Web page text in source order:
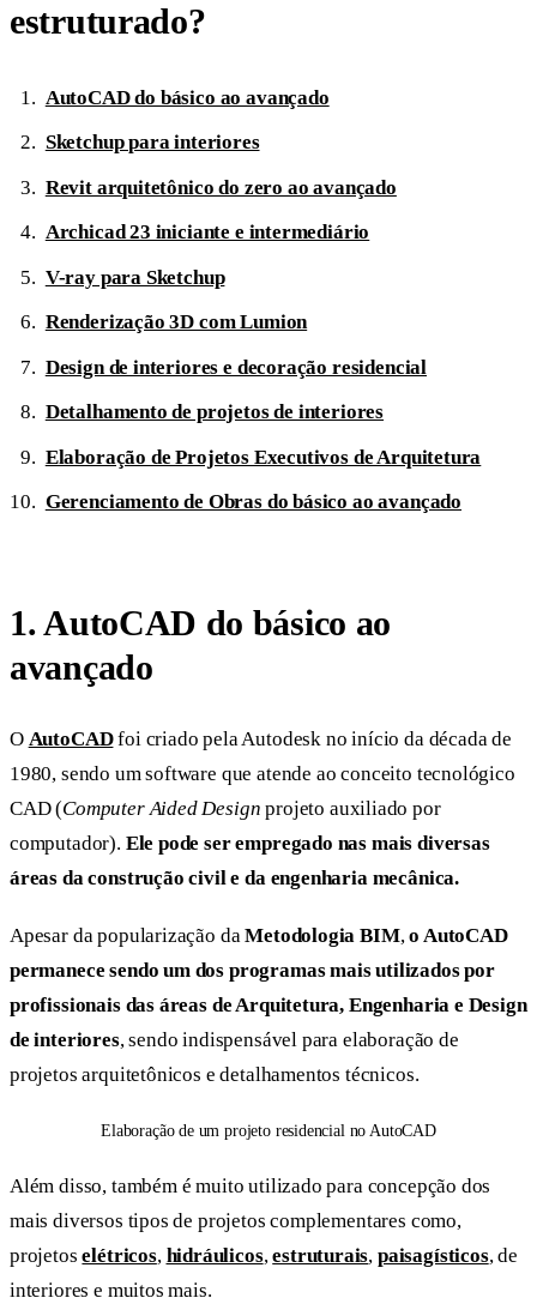
estruturado?
AutoCAD do básico ao avançado
Sketchup para interiores
Revit arquitetônico do zero ao avançado
Archicad 23 iniciante e intermediário
V-ray para Sketchup
Renderização 3D com Lumion
Design de interiores e decoração residencial
Detalhamento de projetos de interiores
Elaboração de Projetos Executivos de Arquitetura
Gerenciamento de Obras do básico ao avançado
1. AutoCAD do básico ao
avançado
O AutoCADfoi criado pela Autodesk no início da década de
1980, sendo um software que atende ao conceito tecnológico
CAD (Computer Aided Design ­projeto auxiliado por
computador). Ele pode ser empregado nas mais diversas
áreas da construção civil e da engenharia mecânica.
Apesar da popularização daMetodologia BIM,o AutoCAD
permanece sendo um dos programas mais utilizados por
profissionais das áreas de Arquitetura, Engenharia e Design
de interiores, sendo indispensável para elaboração de
projetos arquitetônicos e detalhamentos técnicos.
Elaboração de um projeto residencial no AutoCAD
Além disso, também é muito utilizado para concepção dos
mais diversos tipos de projetos complementares como,
projetoselétricos, hidráulicos,estruturais, paisagísticos, de
interiores e muitos mais.